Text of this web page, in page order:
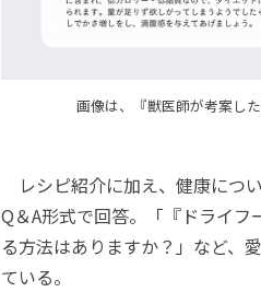
画像は、『獣医師が考案し
レシピ紹介に加え、健康につ
Q＆A形式で回答。「『ドライ
る方法はありますか？」など、
ている。